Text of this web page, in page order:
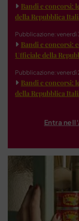
Bandi e concorsi:
della Repubblica
Pubblicazione: venerdì
Bandi e concorsi:
Ufficiale della
Pubblicazione: venerdì
Bandi e concorsi:
della Repubblica
Entra